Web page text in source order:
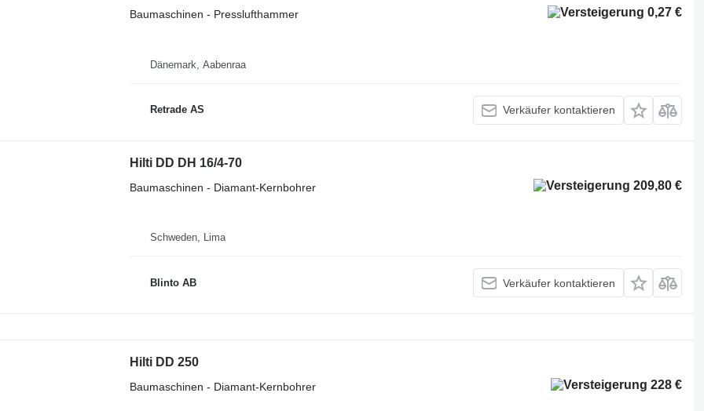
0,27 €
Baumaschinen - Presslufthammer
Dänemark, Aabenraa
Retrade AS Verkäufer kontaktieren
Hilti DD DH 16/4-70
209,80 €
Baumaschinen - Diamant-Kernbohrer
Schweden, Lima
Blinto AB Verkäufer kontaktieren
Hilti DD 250
228 €
Baumaschinen - Diamant-Kernbohrer